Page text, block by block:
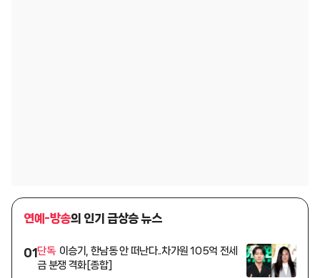
연예-방송의 인기 급상승 뉴스
01단독 이승기, 한남동 안 떠난다..차가원 105억 전세
금 분쟁 격화[종합]